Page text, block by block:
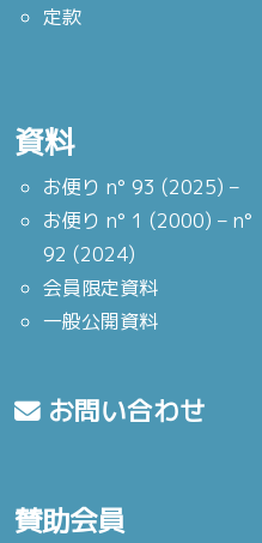
定款
資料
お便り n° 93 (2025) –
お便り n° 1 (2000) – n°
92 (2024)
会員限定資料
一般公開資料
お問い合わせ
賛助会員